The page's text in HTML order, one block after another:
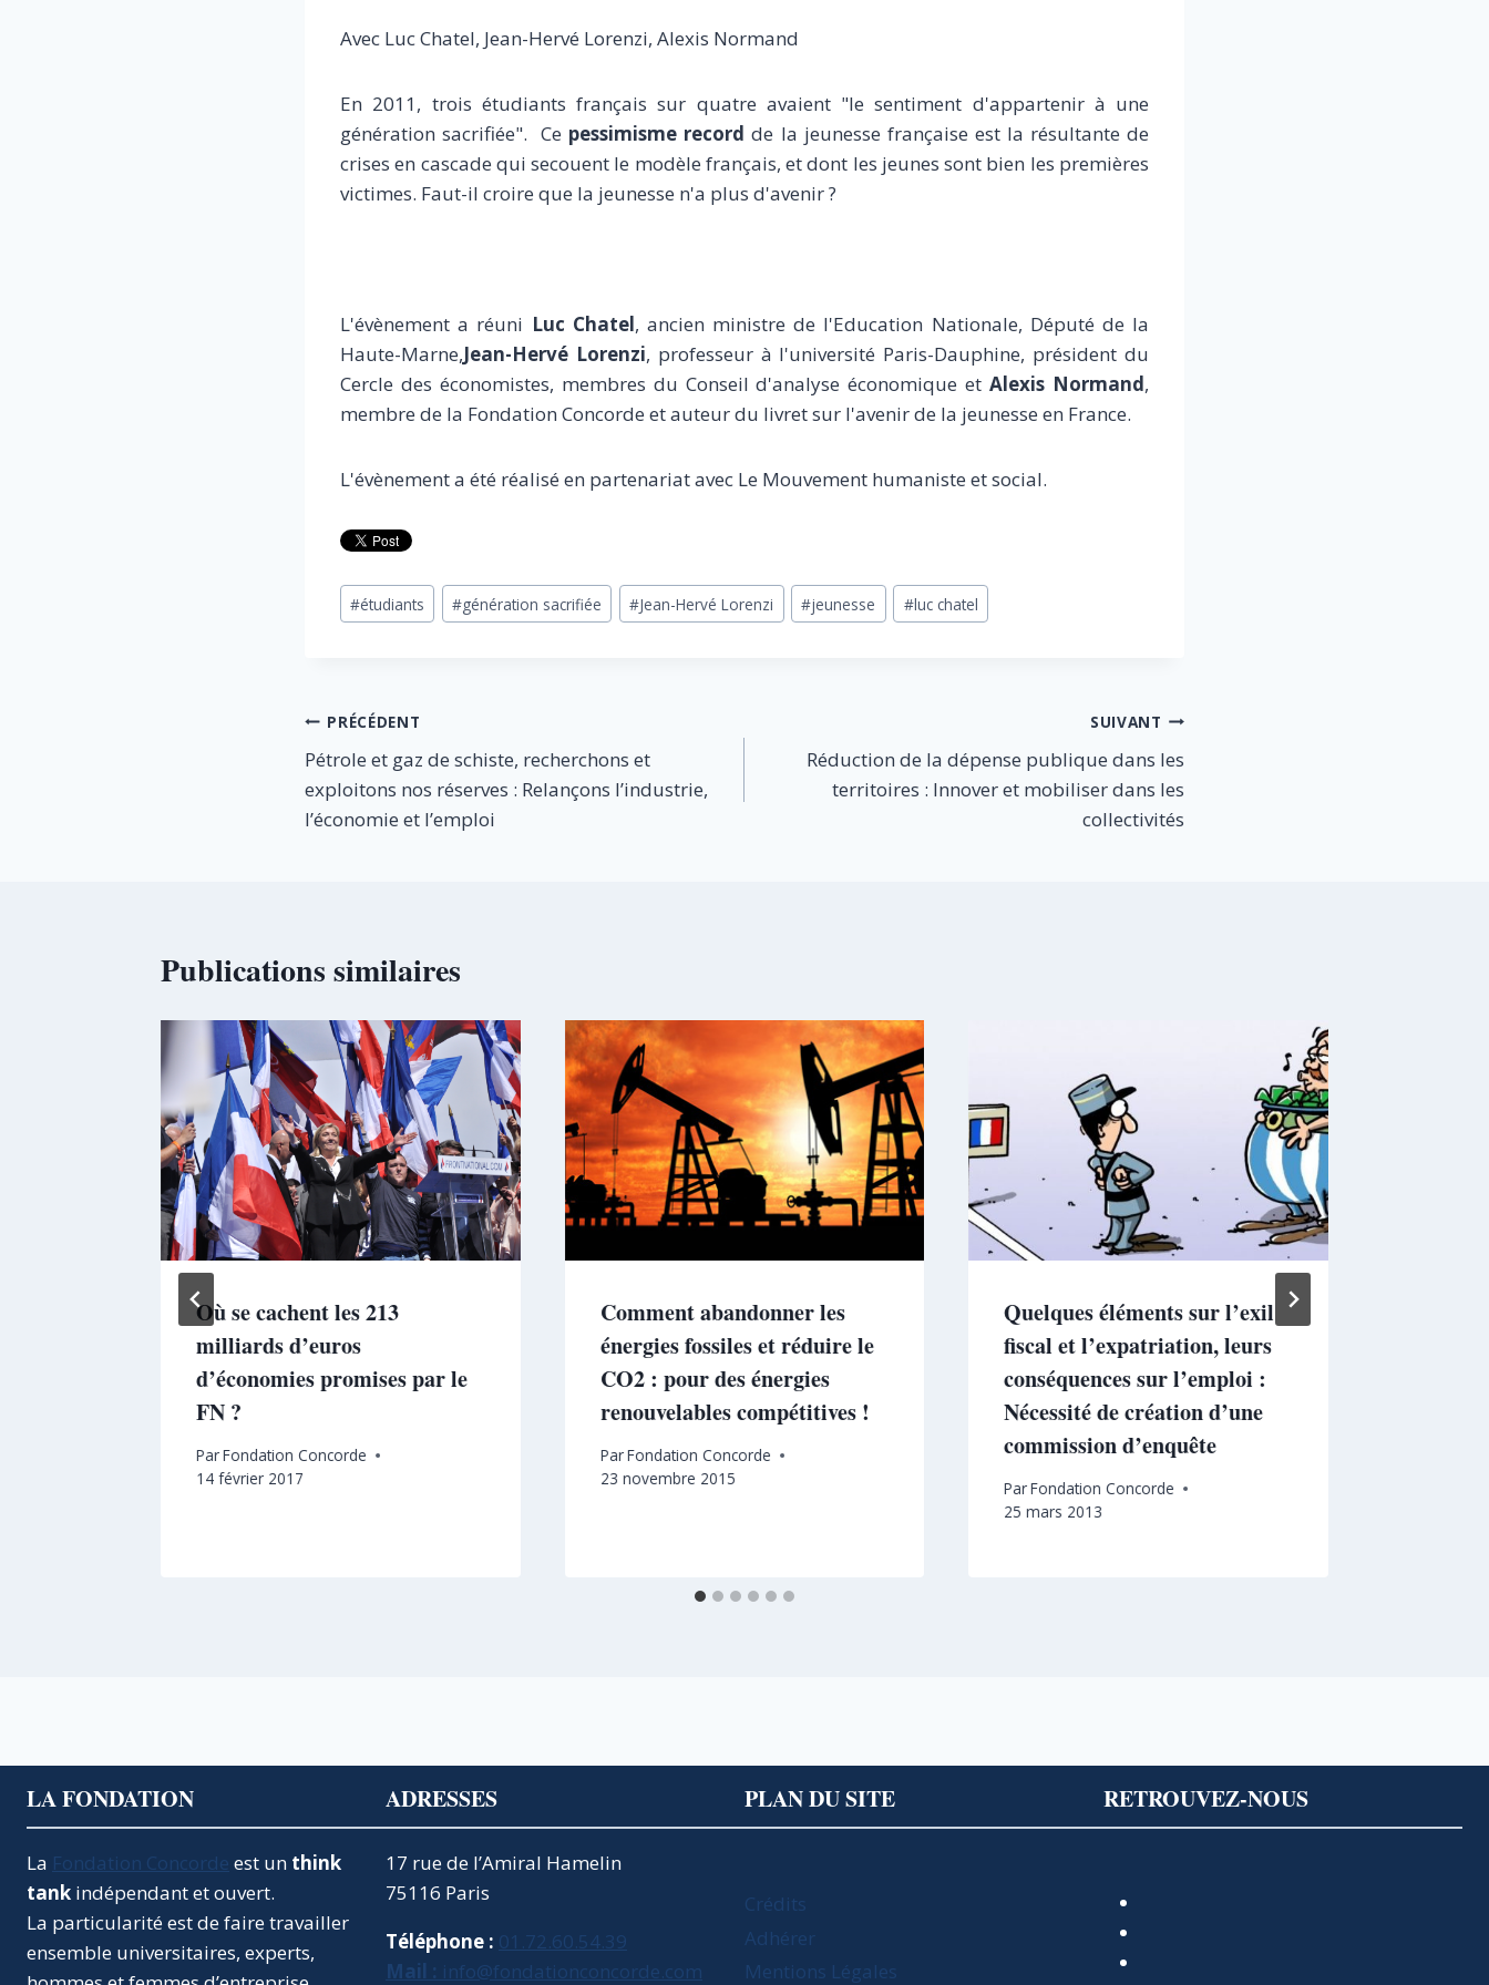
Avec Luc Chatel, Jean-Hervé Lorenzi, Alexis Normand
En 2011, trois étudiants français sur quatre avaient "le sentiment d'appartenir à une
génération sacrifiée". Ce pessimisme record de la jeunesse française est la résultante de
crises en cascade qui secouent le modèle français, et dont les jeunes sont bien les premières
victimes. Faut-il croire que la jeunesse n'a plus d'avenir ?
L'évènement a réuni Luc Chatel, ancien ministre de l'Education Nationale, Député de la
Haute-Marne,Jean-Hervé Lorenzi, professeur à l'université Paris-Dauphine, président du
Cercle des économistes, membres du Conseil d'analyse économique etAlexis Normand,
membre de la Fondation Concorde et auteur du livret sur l'avenir de la jeunesse en France.
L'évènement a été réalisé en partenariat avec Le Mouvement humaniste et social.
Étiquettes
de
#étudiants #génération sacrifiée #Jean-Hervé Lorenzi #jeunesse #luc chatel
Navigation
de
l’article
PRÉCÉDENT
Pétrole et gaz de schiste, recherchons et
exploitons nos réserves : Relançons l’industrie,
l’économie et l’emploi
SUIVANT
Réduction de la dépense publique dans les
territoires : Innover et mobiliser dans les
collectivités
Publications similaires
Où se cachent les 213
milliards d’euros
d’économies promises par le
FN ?
ParFondation Concorde
14 février 2017
Comment abandonner les
énergies fossiles et réduire le
CO2 : pour des énergies
renouvelables compétitives !
ParFondation Concorde
23 novembre 2015
Quelques éléments sur l’exil
fiscal et l’expatriation, leurs
conséquences sur l’emploi :
Nécessité de création d’une
commission d’enquête
ParFondation Concorde
25 mars 2013
LA FONDATION
La Fondation Concorde est un think
tank indépendant et ouvert.
La particularité est de faire travailler
ensemble universitaires, experts,
ADRESSES
17 rue de l’Amiral Hamelin
75116 Paris
Téléphone : 01.72.60.54.39
Mail : info@fondationconcorde.com
PLAN DU SITE
Crédits
Adhérer
Mentions Légales
RETROUVEZ-NOUS